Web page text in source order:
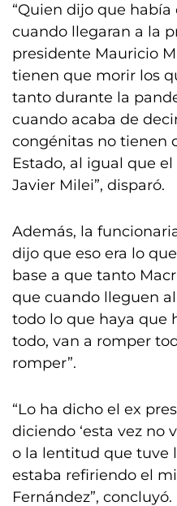
“Quien dijo que
cuando llegaran a la
presidente Mauricio
tienen que morir los
tanto durante la
cuando acaba de
congénitas no tienen
Estado, al igual que
Javier Milei”, disparó.
Además, la
dijo que eso era lo
base a que tanto
que cuando lleguen
todo lo que haya que
todo, van a romper
romper”.
“Lo ha dicho el ex
diciendo ‘esta vez no
o la lentitud que tuve
estaba refiriendo el
Fernández”, concluyó.